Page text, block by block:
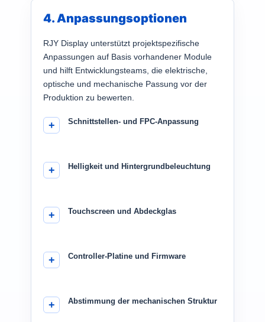
4. Anpassungsoptionen
RJY Display unterstützt projektspezifische
Anpassungen auf Basis vorhandener Module
und hilft Entwicklungsteams, die elektrische,
optische und mechanische Passung vor der
Produktion zu bewerten.
Schnittstellen- und FPC-Anpassung
Helligkeit und Hintergrundbeleuchtung
Touchscreen und Abdeckglas
Controller-Platine und Firmware
Abstimmung der mechanischen Struktur